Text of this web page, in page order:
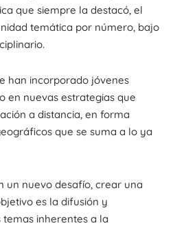
que siempre la destacó, el
temática por número, bajo
han incorporado jóvenes
en nuevas estrategias que
a distancia, en forma
que se suma a lo ya
un nuevo desafío, crear una
es la difusión y
inherentes a la